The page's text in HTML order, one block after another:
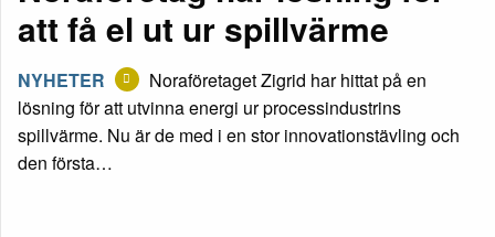
att få el ut ur spillvärme
NYHETER
Noraföretaget Zigrid har hittat på en
lösning för att utvinna energi ur processindustrins
spillvärme. Nu är de med i en stor innovationstävling och
den första…